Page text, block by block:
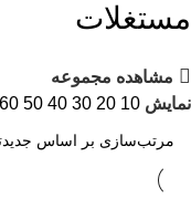
مستغلات
مشاهده مجموعه
نمایش 10
20
30
40
50
60